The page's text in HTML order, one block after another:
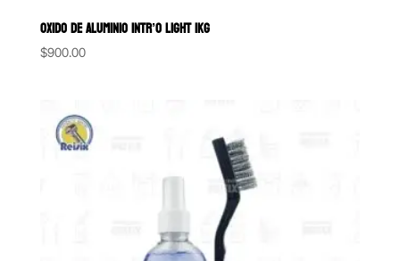
OXIDO DE ALUMINIO INTR’O LIGHT 1KG
$900.00